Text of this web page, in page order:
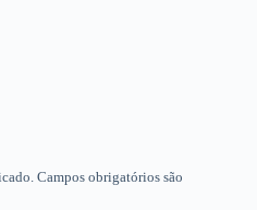
Campos obrigatórios são